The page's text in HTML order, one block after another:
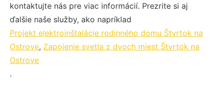
kontaktujte nás pre viac informácií. Prezrite si aj
ďalšie naše služby, ako napríklad
Projekt elektroinštalácie rodinného domu Štvrtok na
Ostrove, Zapojenie svetla z dvoch miest Štvrtok na
Ostrove
.